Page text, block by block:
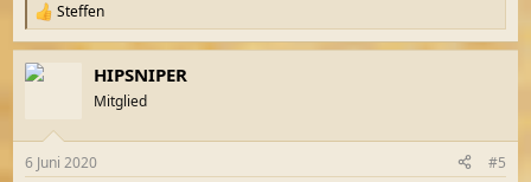
R
e
a
k
e
Steffen
HIPSNIPER
Mitglied
6 Juni 2020 #5